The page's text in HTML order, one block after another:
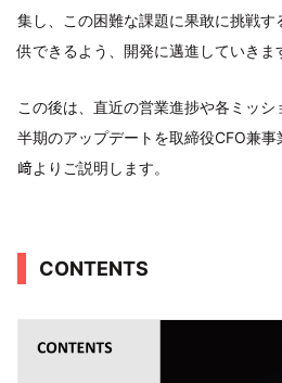
集し、この困難な課題に果敢に挑戦
供できるよう、開発に邁進していきま
この後は、直近の営業進捗や各ミッ
半期のアップデートを取締役CFO兼
﨑よりご説明します。
CONTENTS